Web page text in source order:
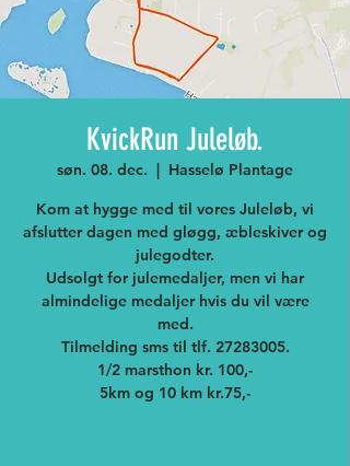
KvickRun Juleløb.
søn. 08. dec.
  |
Hasselø Plantage
Kom at hygge med til vores Juleløb, vi
afslutter dagen med gløgg, æbleskiver og
julegodter.
Udsolgt for julemedaljer, men vi har
almindelige medaljer hvis du vil være
med.
Tilmelding sms til tlf. 27283005.
1/2 marsthon kr. 100,-
5km og 10 km kr.75,-